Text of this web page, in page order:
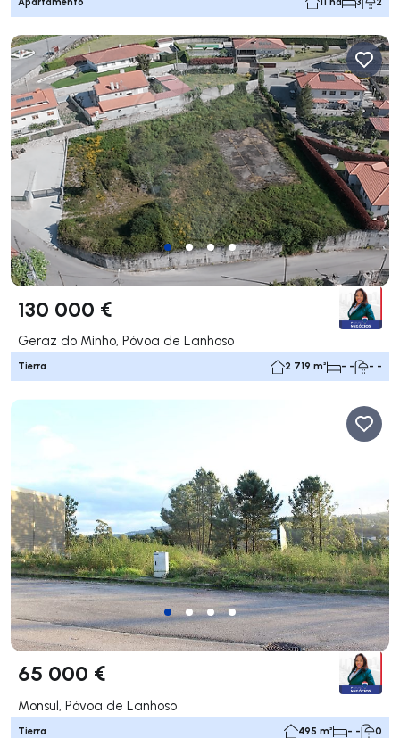
130 000 €
Geraz do Minho, Póvoa de Lanhoso
Tierra 2 719 m² - - - -
65 000 €
Monsul, Póvoa de Lanhoso
Tierra 495 m² - - 0